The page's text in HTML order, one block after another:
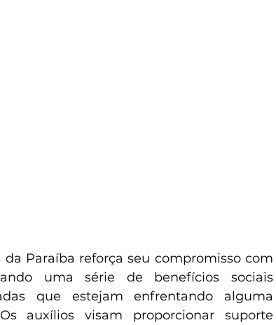
Paraíba reforça seu compromisso com
uma série de benefícios sociais
que estejam enfrentando alguma
auxílios visam proporcionar suporte